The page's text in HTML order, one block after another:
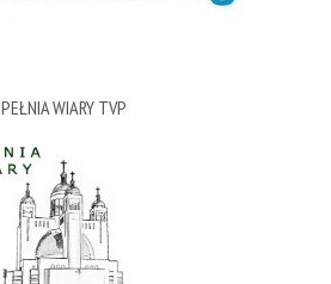
PEŁNIA WIARY TVP